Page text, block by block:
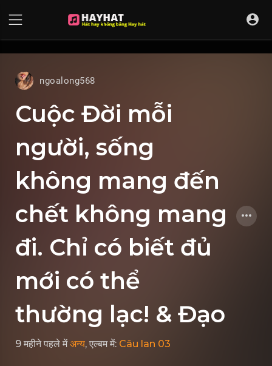
ngoalong568
Cuộc Đời mỗi
người, sống
không mang đến
chết không mang
đi. Chỉ có biết đủ
mới có thể
thường lạc! & Đạo
9 महीने पहले मेंअन्य, एल्बम में: Câu lan 03